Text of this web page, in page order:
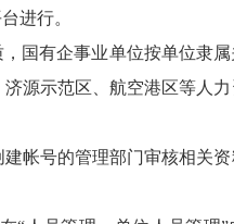
进行。
国有企事业单位按单位隶属
源示范区、航空港区等人
帐号的管理部门审核相关